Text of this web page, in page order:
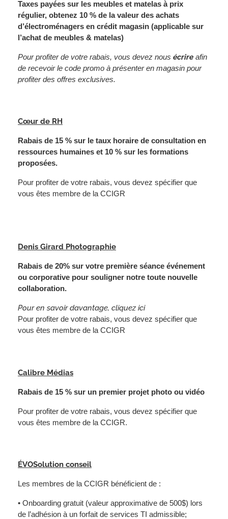
Taxes payées sur les meubles et matelas à prix
régulier, obtenez 10 % de la valeur des achats
d’électroménagers en crédit magasin (applicable sur
l’achat de meubles & matelas)
Pour profiter de votre rabais, vous devez nous écrire afin
de recevoir le code promo à présenter en magasin pour
profiter des offres exclusives.
Cœur de RH
Rabais de 15 % sur le taux horaire de consultation en
ressources humaines et 10 % sur les formations
proposées.
Pour profiter de votre rabais, vous devez spécifier que
vous êtes membre de la CCIGR
Denis Girard Photographie
Rabais de 20% sur votre première séance événement
ou corporative pour souligner notre toute nouvelle
collaboration.
Pour en savoir davantage, cliquezici
Pour profiter de votre rabais, vous devez spécifier que
vous êtes membre de la CCIGR
Calibre Médias
Rabais de 15 % sur un premier projet photo ou vidéo
Pour profiter de votre rabais, vous devez spécifier que
vous êtes membre de la CCIGR.
ÉVOSolution conseil
Les membres de la CCIGR bénéficient de :
• Onboarding gratuit (valeur approximative de 500$) lors
de l’adhésion à un forfait de services TI admissible;